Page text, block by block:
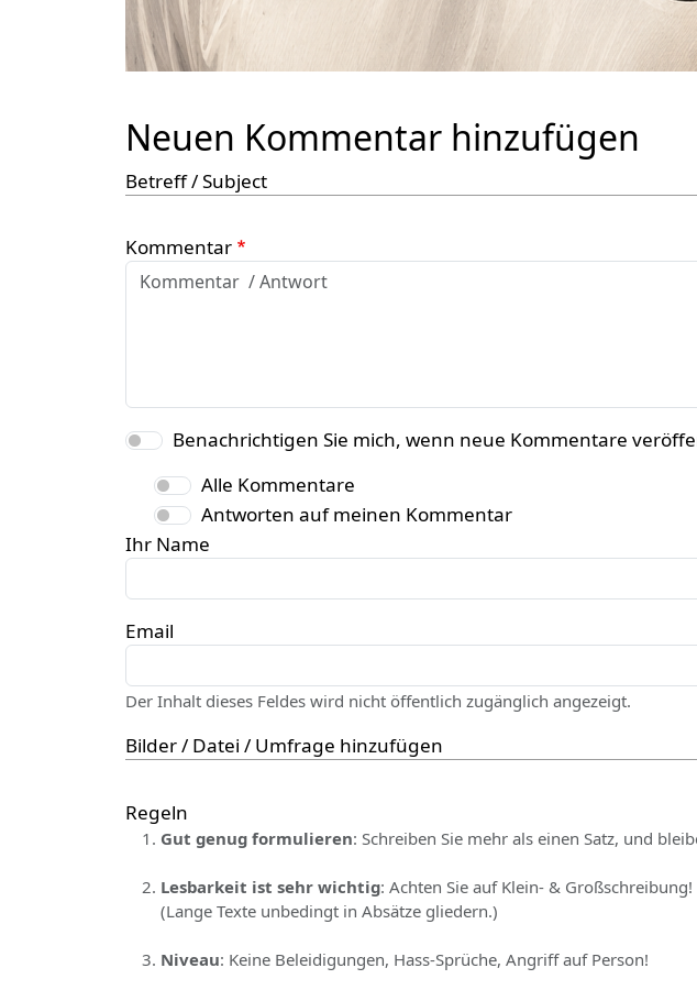
Neuen Kommentar hinzufügen
Betreff / Subject
Kommentar
Benachrichtigen Sie mich, wenn neue Kommentare
Alle Kommentare
Antworten auf meinen Kommentar
Ihr Name
Email
Der Inhalt dieses Feldes wird nicht öffentlich zugänglich angezeigt.
Bilder / Datei / Umfrage hinzufügen
Regeln
Gut genug formulieren: Schreiben Sie mehr als einen Satz, und
Lesbarkeit ist sehr wichtig: Achten Sie auf Klein- & Großschreibung!
(Lange Texte unbedingt in Absätze gliedern.)
Niveau: Keine Beleidigungen, Hass-Sprüche, Angriff auf Person!